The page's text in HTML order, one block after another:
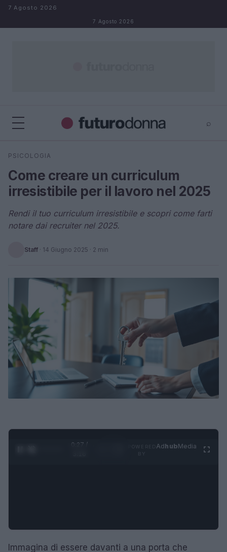
Salta al contenuto
7 Agosto 2026
7 Agosto 2026
⌕
Cerca
PSICOLOGIA
Come creare un curriculum
irresistibile per il lavoro nel 2025
Rendi il tuo curriculum irresistibile e scopri come farti
notare dai recruiter nel 2025.
Staff · 14 Giugno 2025 · 2 min
0:27 /
AdhubMedia
Immagina di essere davanti a una porta che